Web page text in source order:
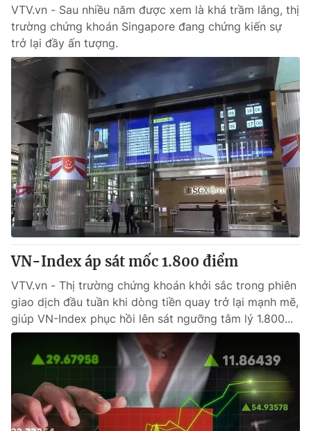
Giấy phép hoạt động báo in và báo điện tử số 483/GP-BTTTT
cấp ngày 29/12/2023
Tổng Biên tập:Vũ Thanh Thủy
Phó Tổng Biên tập:
Nguyễn Thị Mỹ Hạnh, Phạm Quốc Thắng,
Nguyễn Trọng Ninh
Tổng đài VTV:
024.38 355 931 - 024.38 355 932
Ðiện thoại Thời báo VTV:024.66 897 897
Email:toasoan@vtv.vn
Liên hệ quảng cáo:024-7300.7108
® Cấm sao chép dưới mọi hình thức nếu không có sự chấp
thuận bằng văn bản. Ghi rõ nguồn VTV.vn khi phát hành lại
thông tin từ website này.
VTV.vn - Sau nhiều năm được xem là khá trầm lắng, thị
trường chứng khoán Singapore đang chứng kiến sự
trở lại đầy ấn tượng.
VN-Index áp sát mốc 1.800 điểm
VTV.vn - Thị trường chứng khoán khởi sắc trong phiên
giao dịch đầu tuần khi dòng tiền quay trở lại mạnh mẽ,
giúp VN-Index phục hồi lên sát ngưỡng tâm lý 1.800...